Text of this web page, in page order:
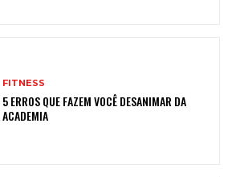
FITNESS
5 ERROS QUE FAZEM VOCÊ DESANIMAR DA
ACADEMIA